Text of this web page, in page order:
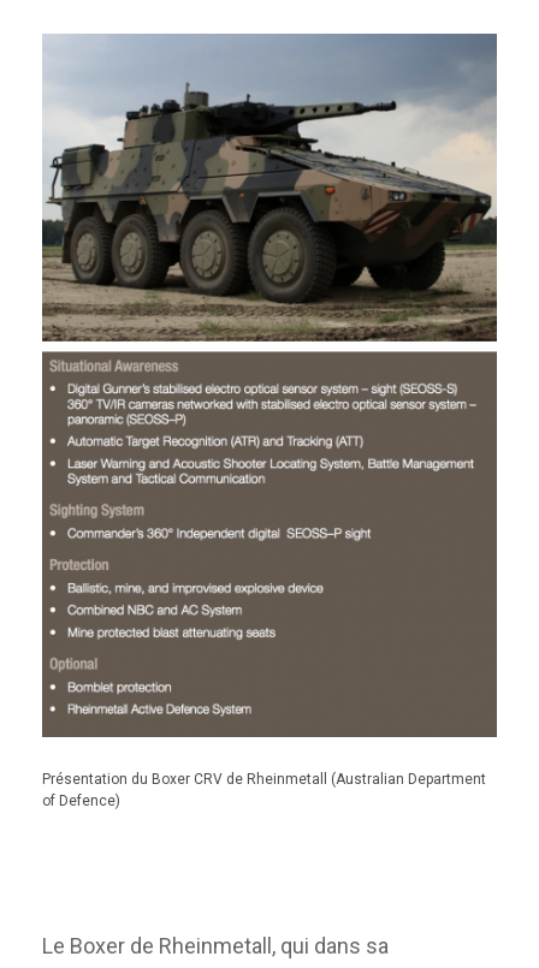
Présentation du Boxer CRV de Rheinmetall (Australian Department
of Defence)
Le Boxer de Rheinmetall, qui dans sa